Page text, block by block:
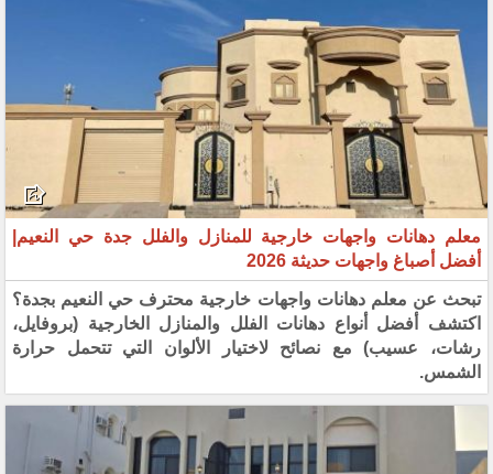
معلم دهانات واجهات خارجية للمنازل والفلل جدة حي النعيم|
أفضل أصباغ واجهات حديثة 2026
تبحث عن معلم دهانات واجهات خارجية محترف حي النعيم بجدة؟
اكتشف أفضل أنواع دهانات الفلل والمنازل الخارجية (بروفايل،
رشات، عسيب) مع نصائح لاختيار الألوان التي تتحمل حرارة
الشمس.